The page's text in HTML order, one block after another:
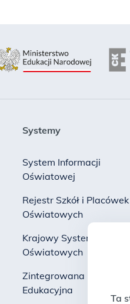
Ta
Systemy
System Informacji
Oświatowej
Rejestr Szkół i Placówek
Oświatowych
Krajowy System Danych
Oświatowych
Zintegrowana Platforma
Edukacyjna